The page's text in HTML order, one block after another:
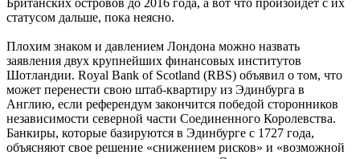
статусом дальше, пока неясно.
Плохим знаком и давлением Лондона можно назвать
заявления двух крупнейших финансовых институтов
Шотландии. Royal Bank of Scotland (RBS) объявил о том, что
может перенести свою штаб-квартиру из Эдинбурга в
Англию, если референдум закончится победой сторонников
независимости северной части Соединенного Королевства.
Банкиры, которые базируются в Эдинбурге с 1727 года,
объясняют свое решение «снижением рисков» и «возможной